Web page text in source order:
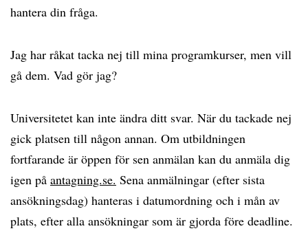
hantera din fråga.
Jag har råkat tacka nej till mina programkurser, men vill
gå dem. Vad gör jag?
Universitetet kan inte ändra ditt svar. När du tackade nej
gick platsen till någon annan. Om utbildningen
fortfarande är öppen för sen anmälan kan du anmäla dig
igen på antagning.se. Sena anmälningar (efter sista
ansökningsdag) hanteras i datumordning och i mån av
plats, efter alla ansökningar som är gjorda före deadline.